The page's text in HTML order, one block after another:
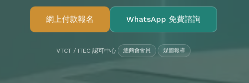
網上付款報名 WhatsApp 免費諮詢
VTCT / ITEC 認可中心· 總商會會員 · 媒體報導